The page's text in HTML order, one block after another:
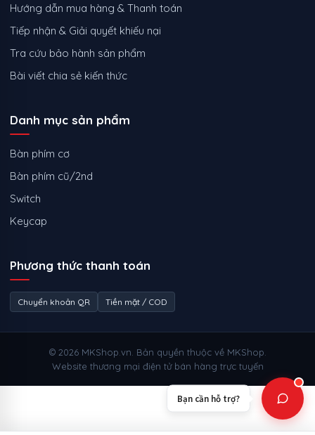
Hướng dẫn mua hàng & Thanh toán
Tiếp nhận & Giải quyết khiếu nại
Tra cứu bảo hành sản phẩm
Bài viết chia sẻ kiến thức
Danh mục sản phẩm
Bàn phím cơ
Bàn phím cũ/2nd
Switch
Keycap
Phương thức thanh toán
Chuyển khoản QR Tiền mặt / COD
© 2026 MKShop.vn. Bản quyền thuộc về MKShop.
Website thương mại điện tử bán hàng trực tuyến
Bạn cần hỗ trợ?